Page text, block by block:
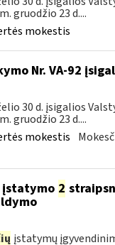
gruodžio 23 d....
mokestis
Nr. VA-92
30 d. įsigalios
gruodžio 23 d....
mokestis
įstatymo 2
įstatymų